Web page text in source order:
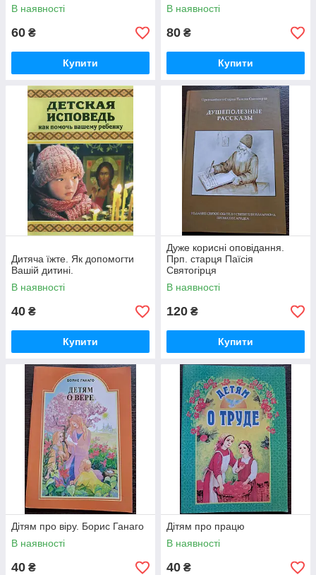
В наявності
60 ₴
Купити
В наявності
80 ₴
Купити
Дитяча їжте. Як допомогти
Вашій дитині.
В наявності
40 ₴
Купити
Дуже корисні оповідання.
Прп. старця Паїсія
Святогірця
В наявності
120 ₴
Купити
Дітям про віру. Борис Ганаго
В наявності
40 ₴
Дітям про працю
В наявності
40 ₴